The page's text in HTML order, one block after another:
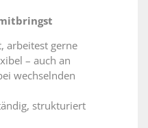
arbeitest gerne
– auch an
wechselnden
strukturiert